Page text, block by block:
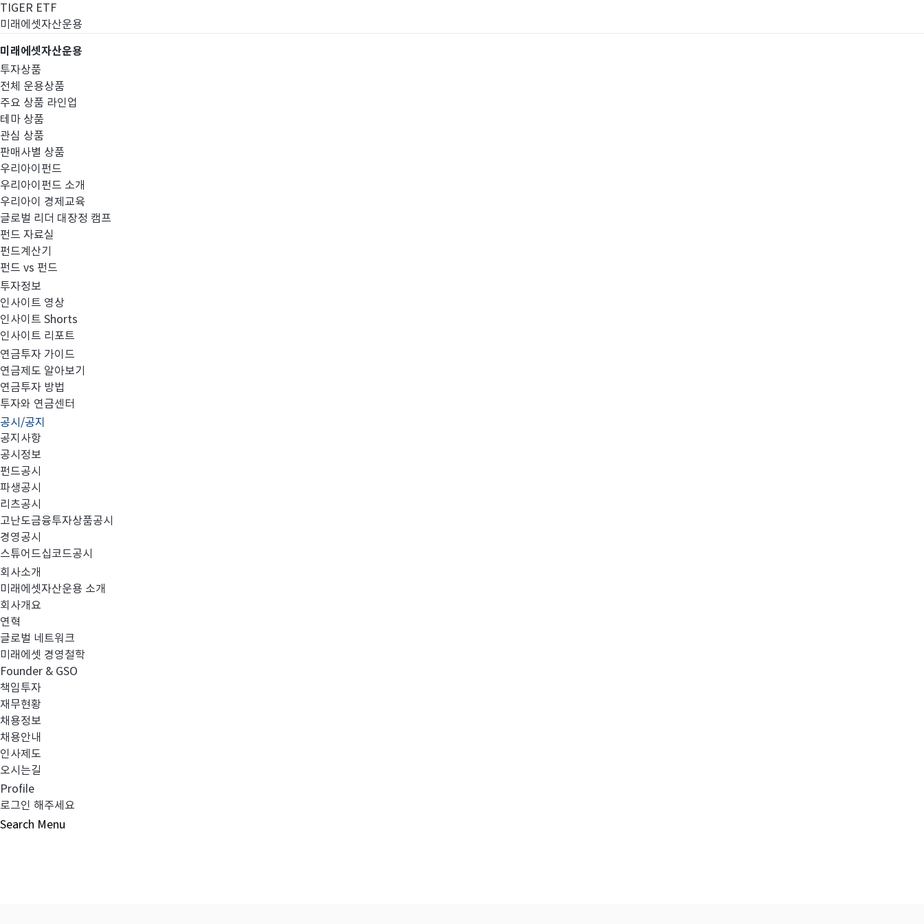
TIGER ETF
미래에셋자산운용
미래에셋자산운용
투자상품
전체 운용상품
주요 상품 라인업
테마 상품
관심 상품
판매사별 상품
우리아이펀드
우리아이펀드 소개
우리아이 경제교육
글로벌 리더 대장정 캠프
펀드 자료실
펀드계산기
펀드 vs 펀드
투자정보
인사이트 영상
인사이트 Shorts
인사이트 리포트
연금투자 가이드
연금제도 알아보기
연금투자 방법
투자와 연금센터
공시/공지
공지사항
공시정보
펀드공시
파생공시
리츠공시
고난도금융투자상품공시
경영공시
스튜어드십코드공시
회사소개
미래에셋자산운용 소개
회사개요
연혁
글로벌 네트워크
미래에셋 경영철학
Founder & GSO
책임투자
재무현황
채용정보
채용안내
인사제도
오시는길
Profile
로그인 해주세요
Search Menu
스튜어드십코드
[의결권 행사내역] 2025년 3분기 의결권 행사내역
◎스튜어드십코드 [원칙5] : 기관투자자는 충실한 의결권 행사를 위한 지침, 절차, 세부기준을 포함한 의결권 정책을 마련해 공개해야 하며, 의결권 행사의 적정성을 파악할
의결권 행사의 구체적인 내용과 그 사유를 함께 공개해야 한다.
의결권 행사 및 불행사 세부내역_2025년 3분기.xlsx
이전글
다음글
목록보기